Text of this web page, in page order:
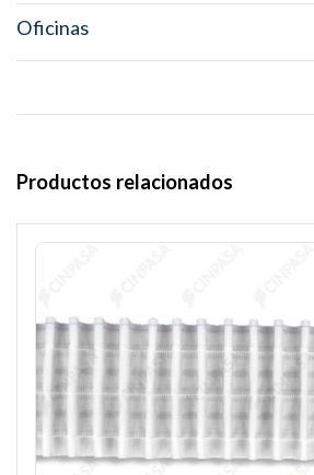
Oficinas
Productos relacionados